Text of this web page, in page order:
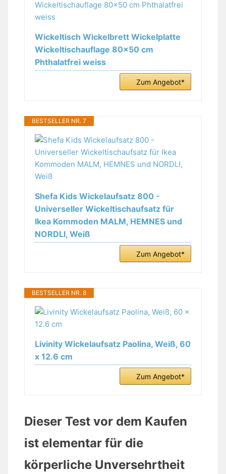
Wickeltisch Wickelbrett Wickelplatte
Wickeltischauflage 80x50 cm
Phthalatfrei weiss
Zum Angebot*
BESTSELLER NR. 7
Shefa Kids Wickelaufsatz 800 -
Universeller Wickeltischaufsatz für
Ikea Kommoden MALM, HEMNES und
NORDLI, Weiß
Zum Angebot*
BESTSELLER NR. 8
Livinity Wickelaufsatz Paolina, Weiß, 60
x 12.6 cm
Zum Angebot*
Dieser Test vor dem Kaufen
ist elementar für die
körperliche Unversehrtheit